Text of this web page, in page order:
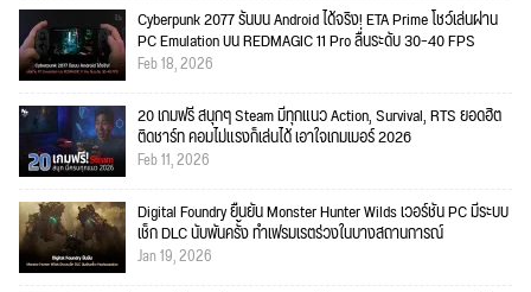
Cyberpunk 2077 รันบน Android ได้จริง! ETA Prime โชว์เล่นผ่าน
PC Emulation บน REDMAGIC 11 Pro ลื่นระดับ 30–40 FPS
Feb 18, 2026
20 เกมฟรี สนุกๆ Steam มีทุกแนว Action, Survival, RTS ยอดฮิต
ติดชาร์ท คอมไม่แรงก็เล่นได้ เอาใจเกมเมอร์ 2026
Feb 11, 2026
Digital Foundry ยืนยัน Monster Hunter Wilds เวอร์ชัน PC มีระบบ
เช็ก DLC นับพันครั้ง ทำเฟรมเรตร่วงในบางสถานการณ์
Jan 19, 2026